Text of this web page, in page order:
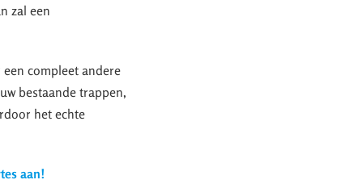
zal een
compleet andere
bestaande trappen,
het echte
aan!